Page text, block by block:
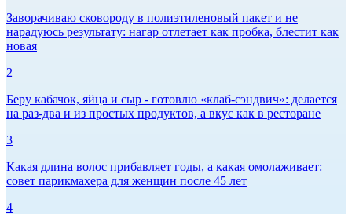
Заворачиваю сковороду в полиэтиленовый пакет и не
нарадуюсь результату: нагар отлетает как пробка, блестит как
новая
2
Беру кабачок, яйца и сыр - готовлю «клаб-сэндвич»: делается
на раз-два и из простых продуктов, а вкус как в ресторане
3
Какая длина волос прибавляет годы, а какая омолаживает:
совет парикмахера для женщин после 45 лет
4